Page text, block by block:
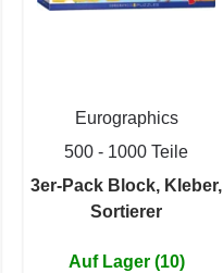
Eurographics
500 - 1000 Teile
3er-Pack Block, Kleber,
Sortierer
Auf Lager (10)